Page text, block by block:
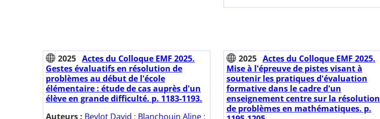
2025 Actes du Colloque EMF 2025.
Gestes évaluatifs en résolution de
problèmes au début de l'école
élémentaire : étude de cas auprès d'un
élève en grande difficulté. p. 1183-1193.
Auteurs : Beylot David ; Blanchouin Aline ;
2025 Actes du Colloque EMF 2025.
Mise à l'épreuve de pistes visant à
soutenir les pratiques d'évaluation
formative dans le cadre d'un
enseignement centre sur la résolution
de problèmes en mathématiques. p.